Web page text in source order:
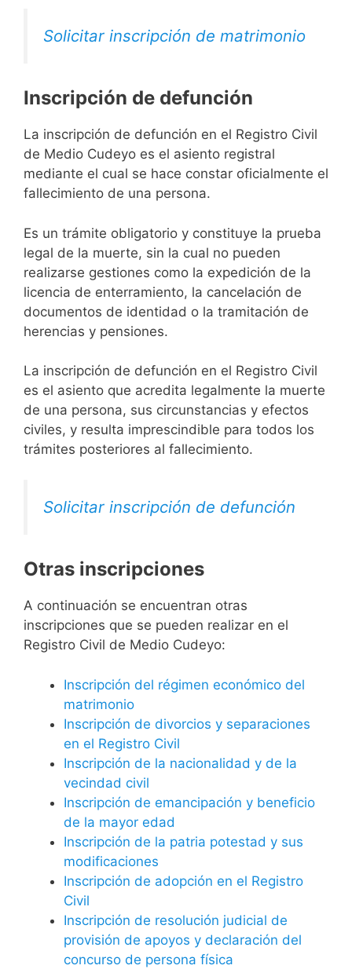
Solicitar inscripción de matrimonio
Inscripción de defunción
La inscripción de defunción en el Registro Civil
de Medio Cudeyo es el asiento registral
mediante el cual se hace constar oficialmente el
fallecimiento de una persona.
Es un trámite obligatorio y constituye la prueba
legal de la muerte, sin la cual no pueden
realizarse gestiones como la expedición de la
licencia de enterramiento, la cancelación de
documentos de identidad o la tramitación de
herencias y pensiones.
La inscripción de defunción en el Registro Civil
es el asiento que acredita legalmente la muerte
de una persona, sus circunstancias y efectos
civiles, y resulta imprescindible para todos los
trámites posteriores al fallecimiento.
Solicitar inscripción de defunción
Otras inscripciones
A continuación se encuentran otras
inscripciones que se pueden realizar en el
Registro Civil de Medio Cudeyo:
Inscripción del régimen económico del
matrimonio
Inscripción de divorcios y separaciones
en el Registro Civil
Inscripción de la nacionalidad y de la
vecindad civil
Inscripción de emancipación y beneficio
de la mayor edad
Inscripción de la patria potestad y sus
modificaciones
Inscripción de adopción en el Registro
Civil
Inscripción de resolución judicial de
provisión de apoyos y declaración del
concurso de persona física